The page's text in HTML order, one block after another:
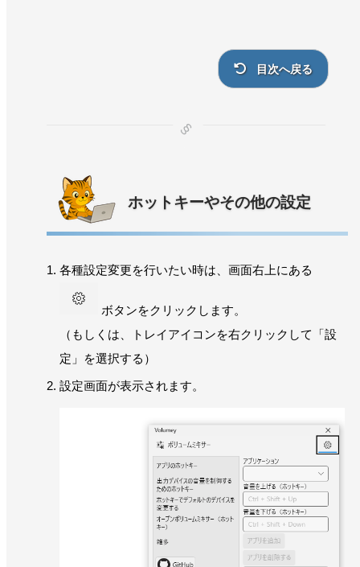
目次へ戻る
ホットキーやその他の設定
各種設定変更を行いたい時は、画面右上にある
ボタンをクリックします。
（もしくは、トレイアイコンを右クリックして「設
定」を選択する）
設定画面が表示されます。